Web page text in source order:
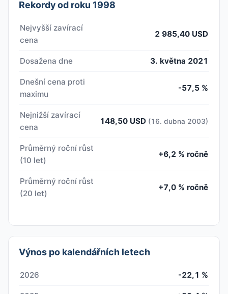
Rekordy od roku 1998
Nejvyšší zavírací
cena
2 985,40 USD
Dosažena dne 3. května 2021
Dnešní cena proti
maximu
-57,5 %
Nejnižší zavírací
cena
148,50 USD (16. dubna 2003)
Průměrný roční růst
(10 let)
+6,2 % ročně
Průměrný roční růst
(20 let)
+7,0 % ročně
Výnos po kalendářních letech
2026 -22,1 %